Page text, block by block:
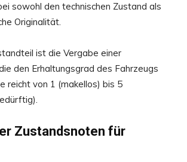
sowohl den technischen Zustand als
Originalität.
ist die Vergabe einer
den Erhaltungsgrad des Fahrzeugs
reicht von 1 (makellos) bis 5
Zustandsnoten für